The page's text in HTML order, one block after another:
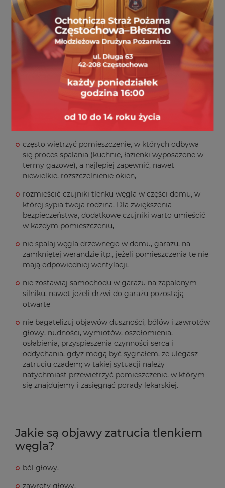
urządzenia,
w przypadku wymiany okien na nowe, sprawdzić
poprawność działania wentylacji, ponieważ nowe
okna są najczęściej o wiele bardziej szczelne w
stosunku do wcześniej stosowanych w budynku i
mogą pogarszać wentylację,
systematycznie sprawdzać ciąg powietrza, np.
poprzez przykładanie kartki papieru do otworu, bądź
kartka powinna przywrzeć do wyżej wspomnianego
często wietrzyć pomieszczenie, w których odbywa
się proces spalania (kuchnie, łazienki wyposażone w
termy gazowe), a najlepiej zapewnić, nawet
niewielkie, rozszczelnienie okien,
rozmieścić czujniki tlenku węgla w części domu, w
której sypia twoja rodzina. Dla zwiększenia
bezpieczeństwa, dodatkowe czujniki warto umieścić
w każdym pomieszczeniu,
nie spalaj węgla drzewnego w domu, garażu, na
zamkniętej werandzie itp., jeżeli pomieszczenia te nie
mają odpowiedniej wentylacji,
nie zostawiaj samochodu w garażu na zapalonym
silniku, nawet jeżeli drzwi do garażu pozostają
otwarte
nie bagatelizuj objawów duszności, bólów i zawrotów
głowy, nudności, wymiotów, oszołomienia,
osłabienia, przyspieszenia czynności serca i
oddychania, gdyż mogą być sygnałem, że ulegasz
zatruciu czadem; w takiej sytuacji należy
natychmiast przewietrzyć pomieszczenie, w którym
się znajdujemy i zasięgnąć porady lekarskiej.
Jakie są objawy zatrucia tlenkiem
węgla?
ból głowy,
zawroty głowy,